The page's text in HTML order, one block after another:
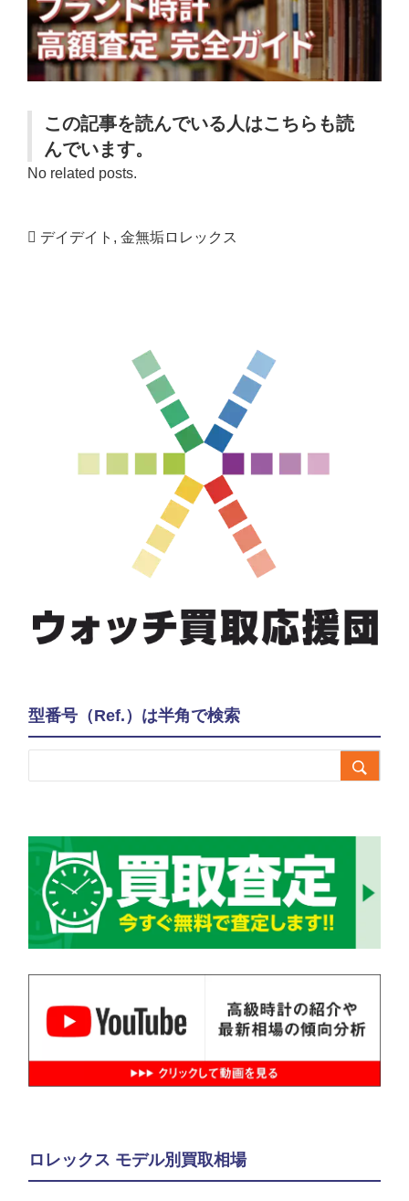
この記事を読んでいる人はこちらも読
んでいます。
No related posts.
デイデイト , 金無垢ロレックス
型番号（Ref.）は半角で検索

ロレックス モデル別買取相場